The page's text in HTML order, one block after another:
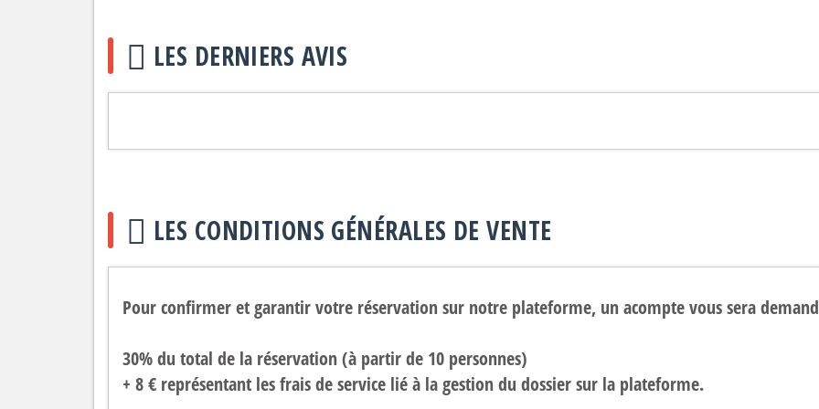
LES DERNIERS AVIS
LES CONDITIONS GÉNÉRALES DE VENTE
Pour confirmer et garantir votre réservation sur notre plateforme, un acompte vous sera
30% du total de la réservation (à partir de 10 personnes)
+ 8 € représentant les frais de service lié à la gestion du dossier sur la plateforme.